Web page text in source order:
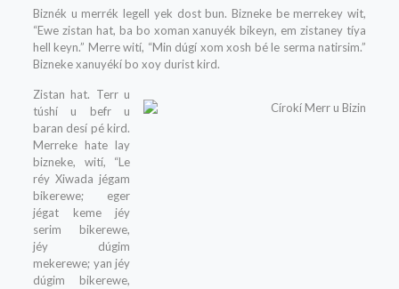
Biznék u merrék legell yek dost bun. Bizneke be merrekey wit,
“Ewe zistan hat, ba bo xoman xanuyék bikeyn, em zistaney tíya
hell keyn.” Merre wití, “Min dúgí xom xosh bé le serma natirsim.”
Bizneke xanuyékí bo xoy durist kird.
Zistan hat. Terr u
túshí u befr u
baran desí pé kird.
Merreke hate lay
bizneke, wití, “Le
réy Xiwada jégam
bikerewe; eger
jégat keme jéy
serim bikerewe,
jéy dúgim
mekerewe; yan jéy
dúgim bikerewe,